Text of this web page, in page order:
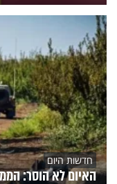
חדשות היום
האיום לא הוסר: